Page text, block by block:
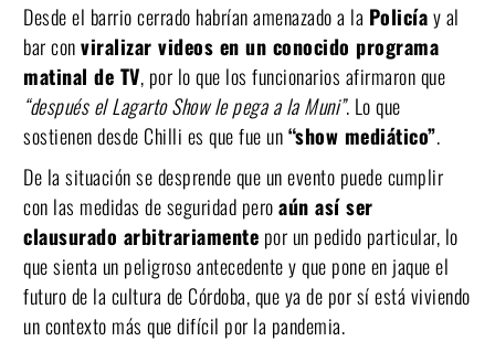
Desde el barrio cerrado habrían amenazado a la Policíay al
bar conviralizar videos en un conocido programa
matinal de TV, por lo que los funcionarios afirmaron que
“después el Lagarto Show le pega a la Muni”. Lo que
sostienen desde Chilli es que fue un“show mediático”.
De la situación se desprende que un evento puede cumplir
con las medidas de seguridad peroaún así ser
clausurado arbitrariamente por un pedido particular, lo
que sienta un peligroso antecedente y que pone en jaque el
futuro de la cultura de Córdoba, que ya de por sí está viviendo
un contexto más que difícil por la pandemia.